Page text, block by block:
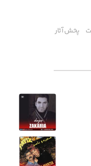
پخش آثار